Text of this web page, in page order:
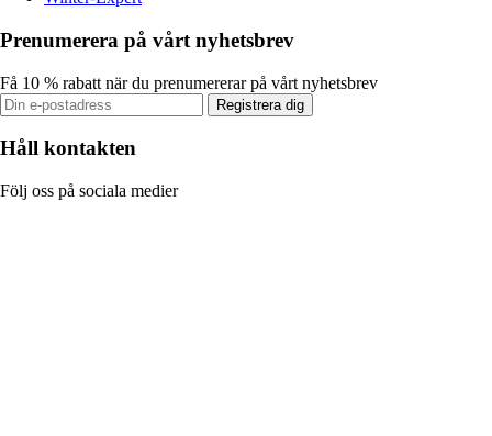
Prenumerera på vårt nyhetsbrev
Få 10 % rabatt när du prenumererar på vårt nyhetsbrev
Registrera dig
Håll kontakten
Följ oss på sociala medier